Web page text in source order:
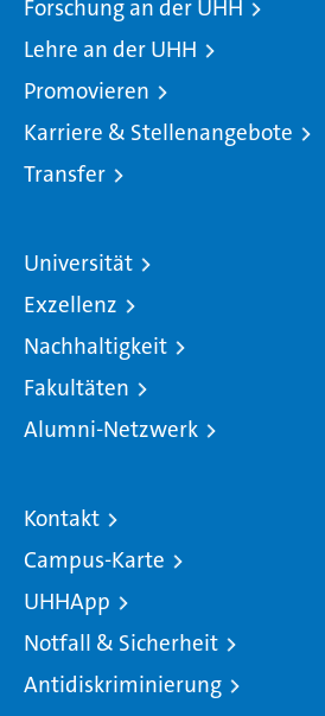
Forschung an der UHH
Lehre an der UHH
Promovieren
Karriere & Stellenangebote
Transfer
Universität
Exzellenz
Nachhaltigkeit
Fakultäten
Alumni-Netzwerk
Kontakt
Campus-Karte
UHHApp
Notfall & Sicherheit
Antidiskriminierung